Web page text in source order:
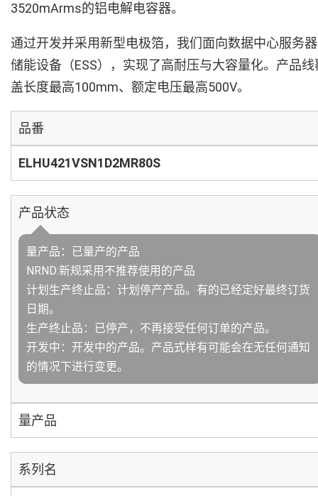
3520mArms的铝电解电容器。
通过开发并采用新型电极箔，我们面向数据中心服务
储能设备（ESS），实现了高耐压与大容量化。产品线
盖长度最高100mm、额定电压最高500V。
品番
ELHU421VSN1D2MR80S
产品状态
量产品：已量产的产品
NRND:新规采用不推荐使用的产品
计划生产终止品：计划停产产品。有的已经定好最终订货
日期。
生产终止品：已停产，不再接受任何订单的产品。
开发中：开发中的产品。产品式样有可能会在无任何通知
的情况下进行变更。
量产品
系列名